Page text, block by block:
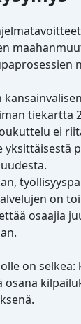
tiekartta
ei
yksittäisestä
on
osaajia
on selkeä: